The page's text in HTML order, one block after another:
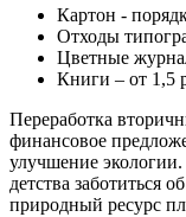
Картон -
Отходы
Цветные
Книги – от 1,5
Переработка
финансовое
улучшение
детства заботиться
природный ресурс